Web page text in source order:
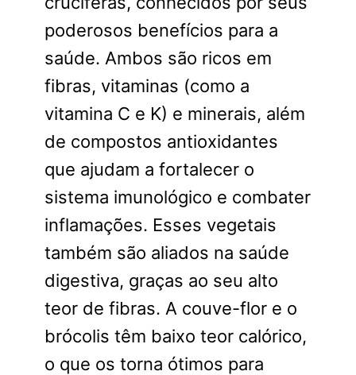
poderosos benefícios para a
saúde. Ambos são ricos em
fibras, vitaminas (como a
vitamina C e K) e minerais, além
de compostos antioxidantes
que ajudam a fortalecer o
sistema imunológico e combater
inflamações. Esses vegetais
também são aliados na saúde
digestiva, graças ao seu alto
teor de fibras. A couve-flor e o
brócolis têm baixo teor calórico,
o que os torna ótimos para